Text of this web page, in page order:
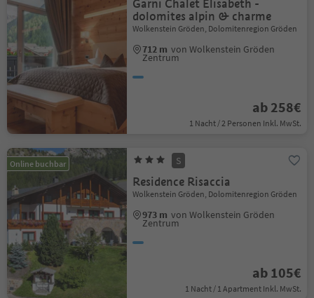
Garni Chalet Elisabeth -
dolomites alpin & charme
Wolkenstein Gröden, Dolomitenregion Gröden
712 m von Wolkenstein Gröden
Zentrum
ab 258€
1 Nacht / 2 Personen Inkl. MwSt.
Online buchbar S
Residence Risaccia
Wolkenstein Gröden, Dolomitenregion Gröden
973 m von Wolkenstein Gröden
Zentrum
ab 105€
1 Nacht / 1 Apartment Inkl. MwSt.